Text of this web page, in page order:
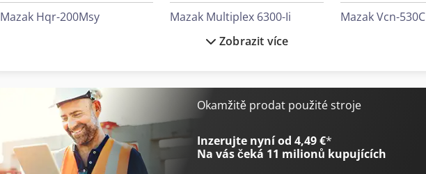
Mazak Hqr-200Msy
Mazak Integrex I-200St
Mazak Integrex I-250H
Mazak Multiplex 6300-Ii
Mazak Multiplex 6300-Ii Y
Mazak Optiplex Nexus 3015
Mazak Vcn-530C
Zobrazit více
Okamžitě prodat použité stroje
Inzerujte nyní od 4,49 €*
Na vás čeká 11 milionů kupujících